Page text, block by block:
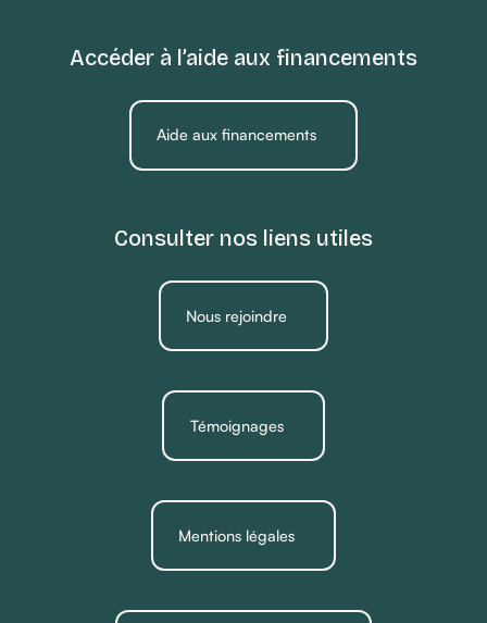
Accéder à l’aide aux financements
Aide aux financements
Consulter nos liens utiles
Nous rejoindre
Témoignages
Mentions légales